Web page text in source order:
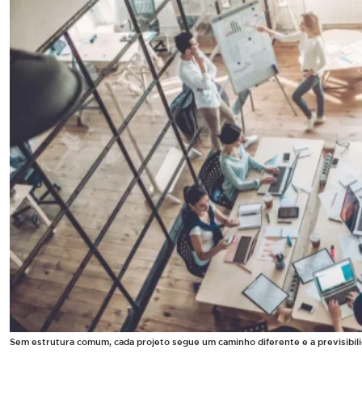
Sem estrutura comum, cada projeto segue um caminho diferente e a